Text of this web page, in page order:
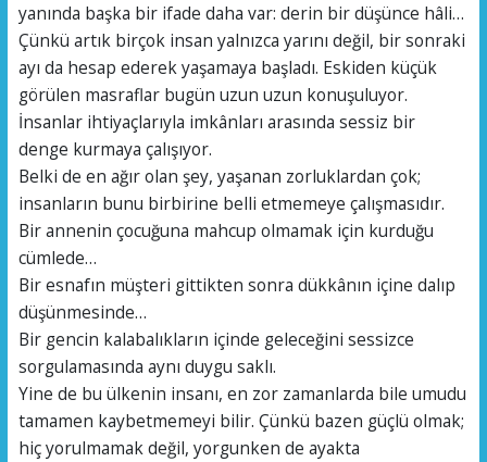
yanında başka bir ifade daha var: derin bir düşünce hâli…
Çünkü artık birçok insan yalnızca yarını değil, bir sonraki
ayı da hesap ederek yaşamaya başladı. Eskiden küçük
görülen masraflar bugün uzun uzun konuşuluyor.
İnsanlar ihtiyaçlarıyla imkânları arasında sessiz bir
denge kurmaya çalışıyor.
Belki de en ağır olan şey, yaşanan zorluklardan çok;
insanların bunu birbirine belli etmemeye çalışmasıdır.
Bir annenin çocuğuna mahcup olmamak için kurduğu
cümlede…
Bir esnafın müşteri gittikten sonra dükkânın içine dalıp
düşünmesinde…
Bir gencin kalabalıkların içinde geleceğini sessizce
sorgulamasında aynı duygu saklı.
Yine de bu ülkenin insanı, en zor zamanlarda bile umudu
tamamen kaybetmemeyi bilir. Çünkü bazen güçlü olmak;
hiç yorulmamak değil, yorgunken de ayakta